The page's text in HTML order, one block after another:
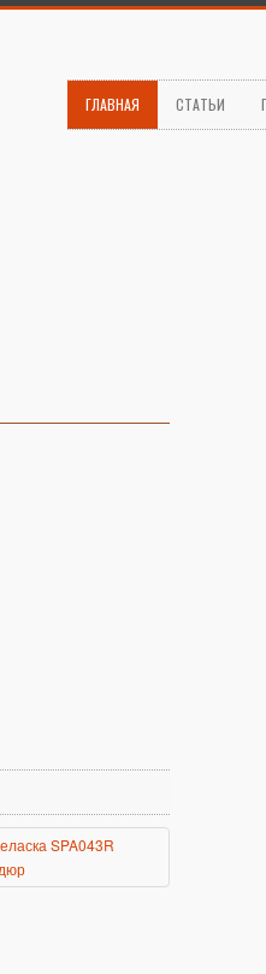
ГЛАВНАЯ СТАТЬИ